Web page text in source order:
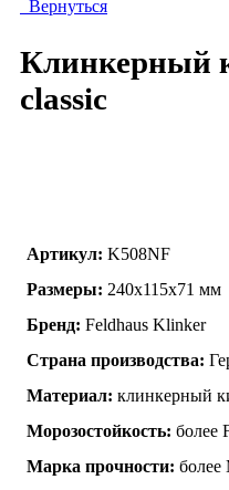
Вернуться
Клинкерный
classic
Артикул: K508NF
Размеры: 240х115х71 мм
Бренд: Feldhaus Klinker
Страна производства:
Материал: клинкерный
Морозостойкость: более
Марка прочности: